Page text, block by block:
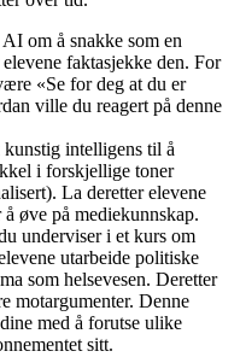
om å snakke som en
faktasjekke den. For
«Se for deg at du er
ville du reagert på denne
intelligens til å
i forskjellige toner
La deretter elevene
øve på mediekunnskap.
underviser i et kurs om
utarbeide politiske
som helsevesen. Deretter
motargumenter. Denne
med å forutse ulike
sitt.